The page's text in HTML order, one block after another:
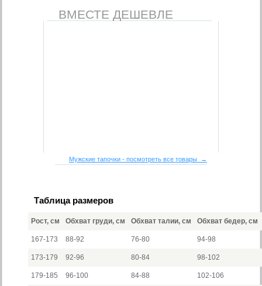
ВМЕСТЕ ДЕШЕВЛЕ
Мужские тапочки - посмотреть все товары →
Таблица размеров
Рост, см Обхват груди, см Обхват талии, см Обхват бедер, см
167-173 88-92 76-80 94-98
173-179 92-96 80-84 98-102
179-185 96-100 84-88 102-106